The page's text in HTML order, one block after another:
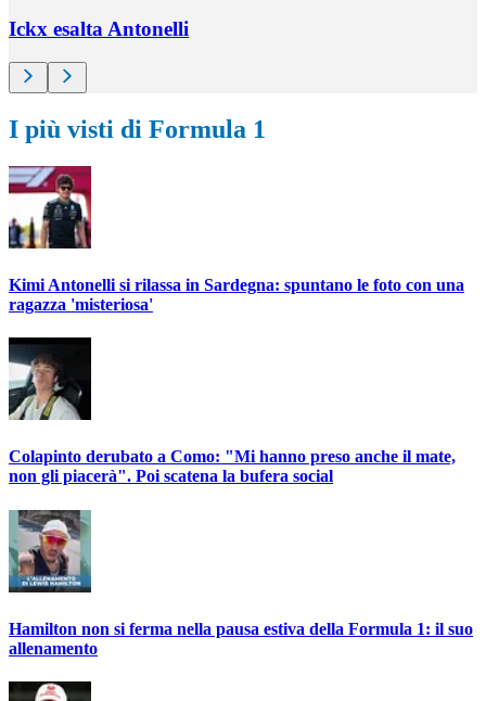
Ickx esalta Antonelli
I più visti di Formula 1
Kimi Antonelli si rilassa in Sardegna: spuntano le foto con una
ragazza 'misteriosa'
Colapinto derubato a Como: "Mi hanno preso anche il mate,
non gli piacerà". Poi scatena la bufera social
Hamilton non si ferma nella pausa estiva della Formula 1: il suo
allenamento